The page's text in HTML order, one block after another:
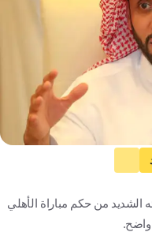
النصر
الشديد من حكم مباراة الأهلي
واضح.